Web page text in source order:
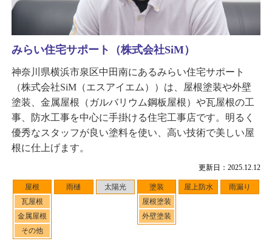
更新日：2025.12.12
屋根
瓦屋根
金属屋根
その他
雨樋 太陽光
塗装
屋根塗装
外壁塗装
屋上防水 雨漏り
みらい住宅サポート（株式会社SiM）
神奈川県横浜市泉区中田南にあるみらい住宅サポート
（株式会社SiM（エスアイエム））は、屋根塗装や外壁
塗装、金属屋根（ガルバリウム鋼板屋根）や瓦屋根の工
事、防水工事を中心に手掛ける住宅工事店です。明るく
優秀なスタッフが良い塗料を使い、高い技術で美しい屋
根に仕上げます。